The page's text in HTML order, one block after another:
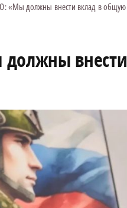
«Мы должны внести вклад в общую